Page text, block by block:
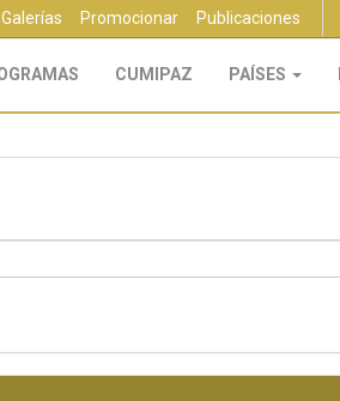
Galerías Promocionar Publicaciones
CUMIPAZ PAÍSES